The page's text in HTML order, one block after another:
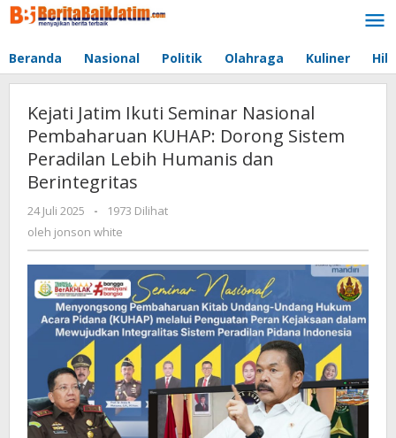
Lewati
ke
Beranda Nasional Politik Olahraga Kuliner
Kejati Jatim Ikuti Seminar Nasional
Pembaharuan KUHAP: Dorong Sistem
Peradilan Lebih Humanis dan
Berintegritas
24 Juli 2025
oleh
jonson
-
1973 Dilihat
oleh jonson white